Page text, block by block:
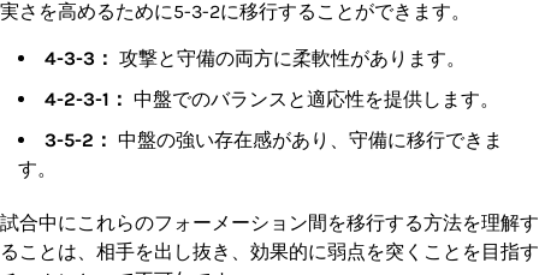
実さを高めるために5-3-2に移行することができます。
4-3-3： 攻撃と守備の両方に柔軟性があります。
4-2-3-1： 中盤でのバランスと適応性を提供します。
3-5-2： 中盤の強い存在感があり、守備に移行できま
す。
試合中にこれらのフォーメーション間を移行する方法を理解す
ることは、相手を出し抜き、効果的に弱点を突くことを目指す